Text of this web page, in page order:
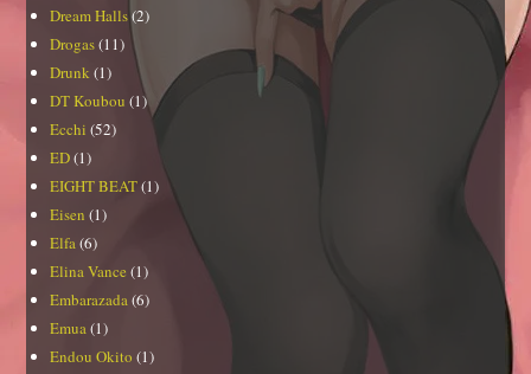
Dream Halls(2)
Drogas(11)
Drunk (1)
DT Koubou (1)
Ecchi (52)
ED(1)
EIGHT BEAT(1)
Eisen (1)
Elfa(6)
Elina Vance (1)
Embarazada(6)
Emua(1)
Endou Okito (1)